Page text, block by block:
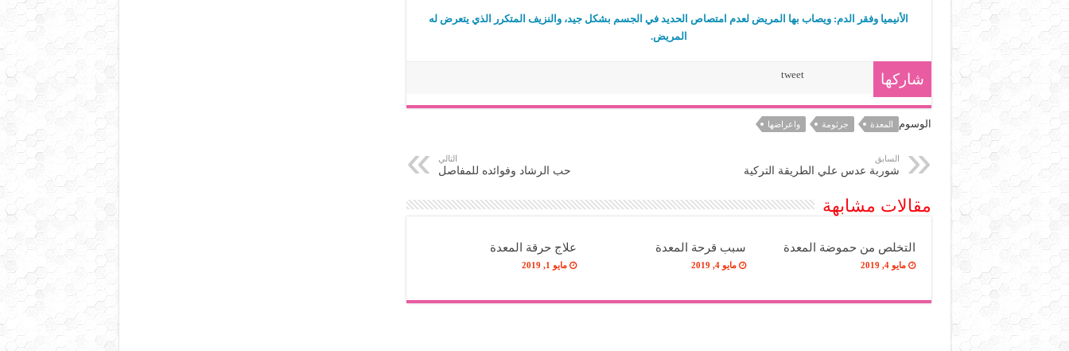
الأنيميا وفقر الدم: ويصاب بها المريض لعدم امتصاص الحديد في الجسم بشكل جيد، والنزيف المتكرر الذي يتعرض له
المريض.
شاركها tweet
الوسوم المعدة جرثومة واعراضها
السابق
شوربة عدس علي الطريقة التركية
التالي
حب الرشاد وفوائده للمفاصل
مقالات مشابهة
التخلص من حموضة المعدة
مايو 4, 2019
سبب قرحة المعدة
مايو 4, 2019
علاج حرقة المعدة
مايو 1, 2019